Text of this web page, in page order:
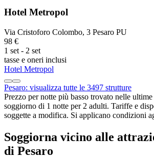
Hotel Metropol
Via Cristoforo Colombo, 3 Pesaro PU
98 €
1 set - 2 set
tasse e oneri inclusi
Hotel Metropol
Pesaro: visualizza tutte le 3497 strutture
Prezzo per notte più basso trovato nelle
soggiorno di 1 notte per 2 adulti. Tariffe e
soggette a modifica. Si applicano condizioni
Soggiorna vicino alle
di Pesaro